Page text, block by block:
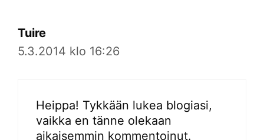
Tuire
5.3.2014 klo 16:26
Heippa! Tykkään lukea blogiasi,
vaikka en tänne olekaan
aikaisemmin kommentoinut.